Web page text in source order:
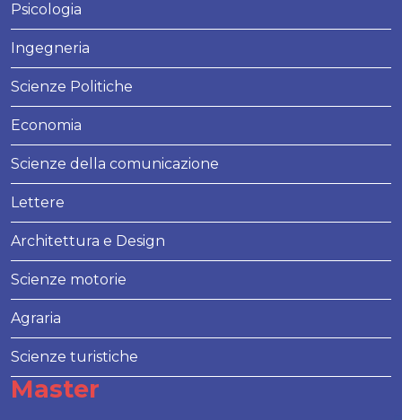
Psicologia
Ingegneria
Scienze Politiche
Economia
Scienze della comunicazione
Lettere
Architettura e Design
Scienze motorie
Agraria
Scienze turistiche
Master